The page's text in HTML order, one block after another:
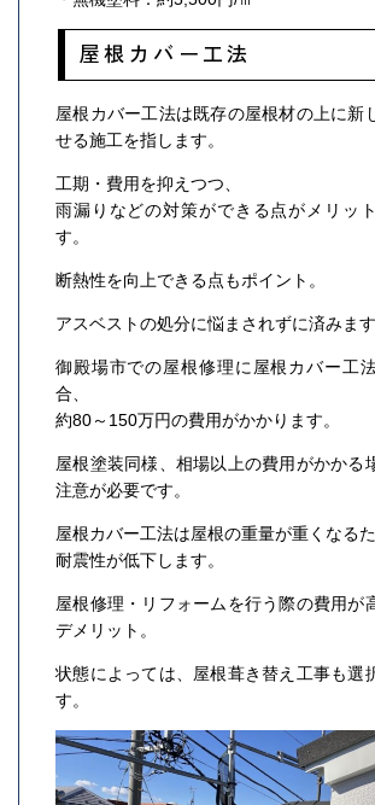
屋根カバー工法
屋根カバー工法は既存の屋根材の上に新
せる施工を指します。
工期・費用を抑えつつ、
雨漏りなどの対策ができる点がメリッ
す。
断熱性を向上できる点もポイント。
アスベストの処分に悩まされずに済みます
御殿場市での屋根修理に屋根カバー工
合、
約80～150万円の費用がかかります。
屋根塗装同様、相場以上の費用がかかる
注意が必要です。
屋根カバー工法は屋根の重量が重くなるた
耐震性が低下します。
屋根修理・リフォームを行う際の費用が
デメリット。
状態によっては、屋根葺き替え工事も選
す。